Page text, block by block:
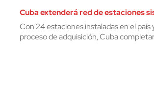
Cuba extenderá red de estaciones
Con 24 estaciones instaladas en el país
proceso de adquisición, Cuba